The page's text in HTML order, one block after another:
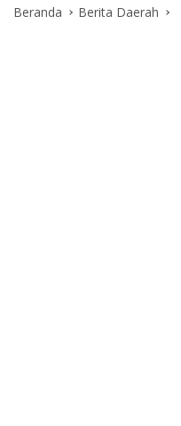
Beranda Berita Daerah